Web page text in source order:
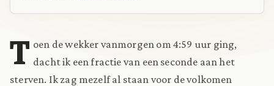
T oen de wekker vanmorgen om 4:59 uur ging,
dacht ik een fractie van een seconde aan het
sterven. Ik zag mezelf al staan voor de volkomen